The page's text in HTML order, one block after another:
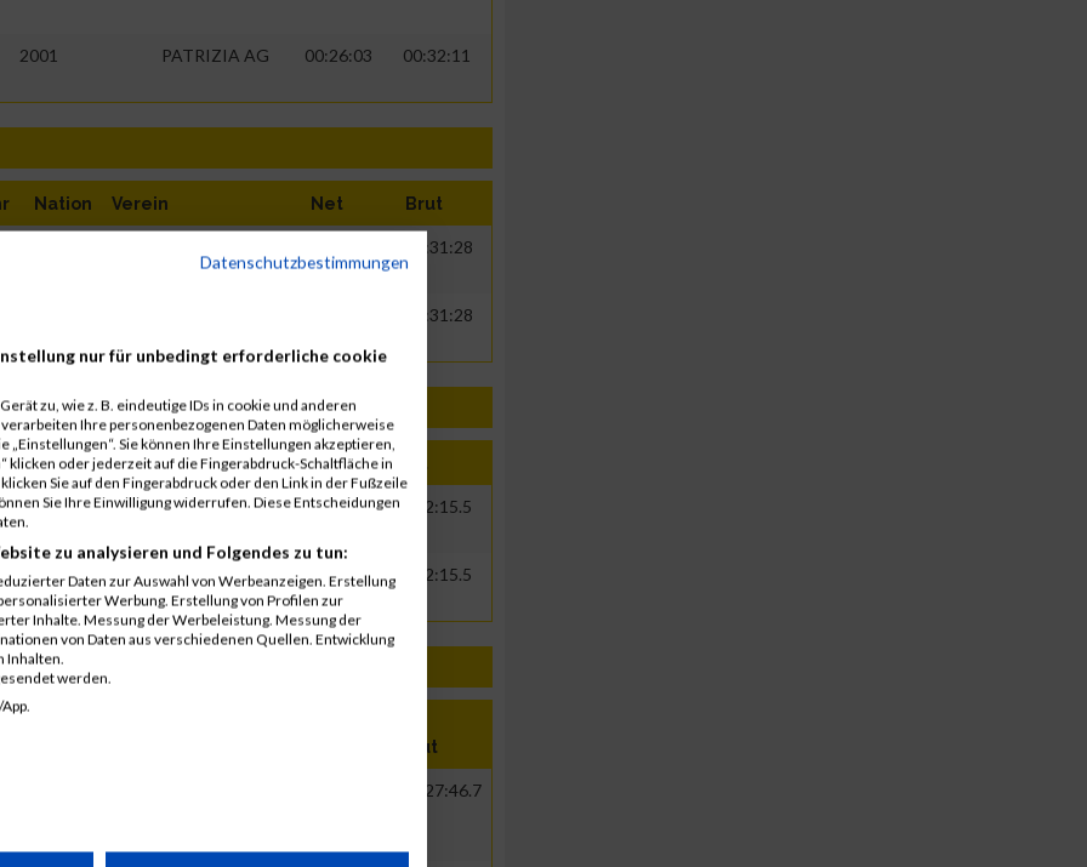
2001 PATRIZIA AG 00:26:03 00:32:11
Nation Verein Net Brut
00:31:28
00:31:28
Jahr Nation Verein Net Brut
1997 GER 00:38:21.2 00:52:15.5
1997 GER 00:38:21.2 00:52:15.5
Brut
00:27:46.7
Datenschutzbestimmungen
nur für unbedingt erforderliche cookie
zu, wie z. B. eindeutige IDs in cookie und anderen
Ihre personenbezogenen Daten möglicherweise
Sie können Ihre Einstellungen akzeptieren,
klicken oder jederzeit auf die Fingerabdruck-Schaltfläche in
Sie auf den Fingerabdruck oder den Link in der Fußzeile
Sie Ihre Einwilligung widerrufen. Diese Entscheidungen
zu analysieren und Folgendes zu tun:
Daten zur Auswahl von Werbeanzeigen. Erstellung
Werbung. Erstellung von Profilen zur
Inhalte. Messung der Werbeleistung. Messung der
von Daten aus verschiedenen Quellen. Entwicklung
Inhalten.
werden.